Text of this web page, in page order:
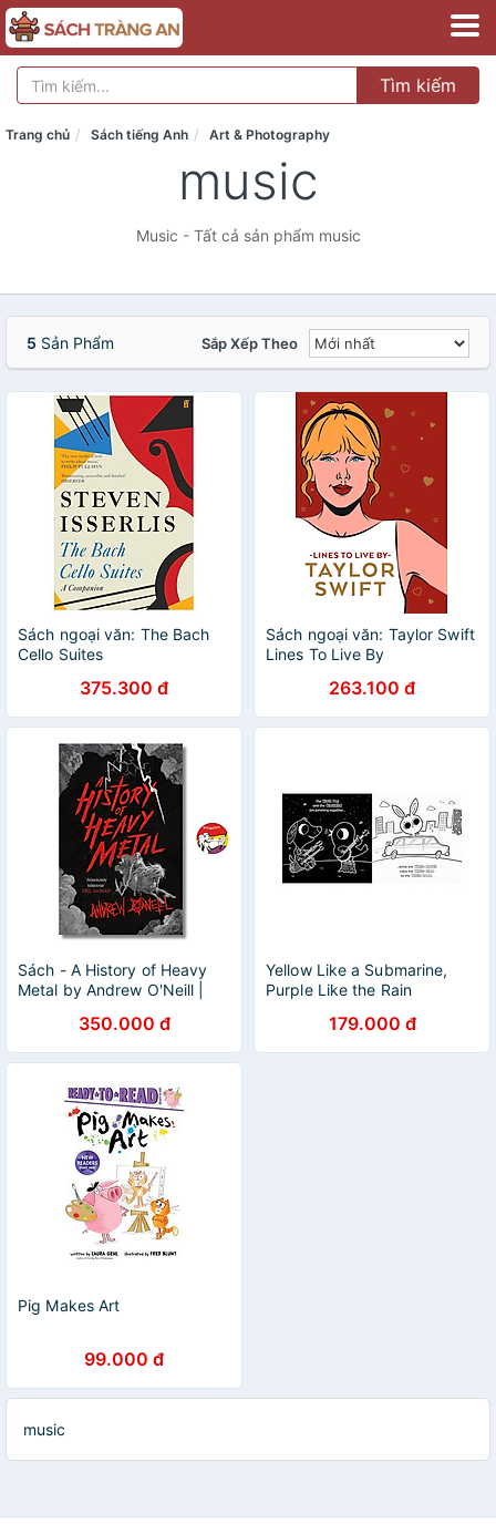
Tìm kiếm
Trang chủ Sách tiếng Anh Art & Photography
music
Music - Tất cả sản phẩm music
5 Sản Phẩm Sắp Xếp Theo
Sách ngoại văn: The Bach
Cello Suites
375.300 đ
Sách ngoại văn: Taylor Swift
Lines To Live By
263.100 đ
Sách - A History of Heavy
Metal by Andrew O'Neill |
văn Nhập khẩu
350.000 đ
Yellow Like a Submarine,
Purple Like the Rain
179.000 đ
Pig Makes Art
99.000 đ
music